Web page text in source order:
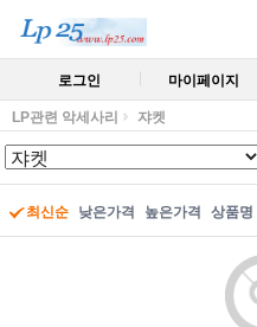
로그인 마이페이지
LP관련 악세사리 쟈켓
최신순 낮은가격 높은가격 상품명